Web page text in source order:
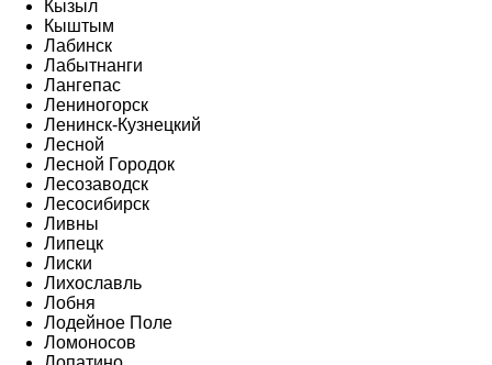
Кызыл
Кыштым
Лабинск
Лабытнанги
Лангепас
Лениногорск
Ленинск-Кузнецкий
Лесной
Лесной Городок
Лесозаводск
Лесосибирск
Ливны
Липецк
Лиски
Лихославль
Лобня
Лодейное Поле
Ломоносов